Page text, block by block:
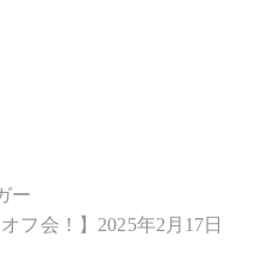
ー
フ会！】2025年2月17日